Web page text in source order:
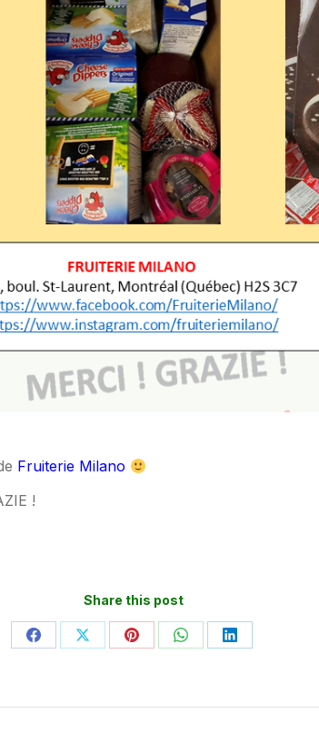
Fruiterie Milano
!
Share this post
PartagerPartagerPartagerPartagerPartager